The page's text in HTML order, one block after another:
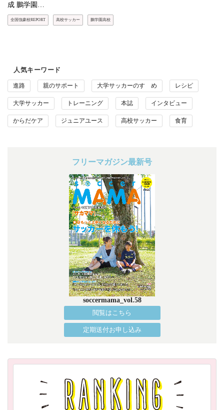
成 鵬学園…
全国強豪校REPORT 高校サッカー 鵬学園高校
人気キーワード
進路 親のサポート 大学サッカーのすゝめ レシピ
大学サッカー トレーニング 本誌 インタビュー
からだケア ジュニアユース 高校サッカー 食育
フリーマガジン最新号
soccermama_vol.58
閲覧はこちら
定期送付お申し込み